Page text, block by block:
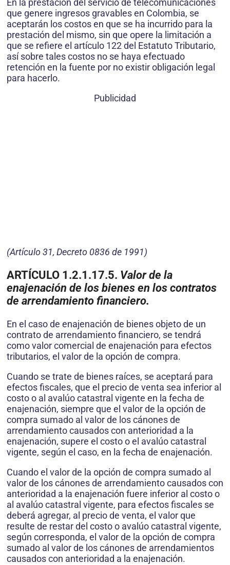
En la prestación del servicio de telecomunicaciones
que genere ingresos gravables en Colombia, se
aceptarán los costos en que se ha incurrido para la
prestación del mismo, sin que opere la limitación a
que se refiere el artículo 122 del Estatuto Tributario,
así sobre tales costos no se haya efectuado
retención en la fuente por no existir obligación legal
para hacerlo.
Publicidad
(Artículo 31, Decreto 0836 de 1991)
ARTÍCULO 1.2.1.17.5. Valor de la
enajenación de los bienes en los contratos
de arrendamiento financiero.
En el caso de enajenación de bienes objeto de un
contrato de arrendamiento financiero, se tendrá
como valor comercial de enajenación para efectos
tributarios, el valor de la opción de compra.
Cuando se trate de bienes raíces, se aceptará para
efectos fiscales, que el precio de venta sea inferior al
costo o al avalúo catastral vigente en la fecha de
enajenación, siempre que el valor de la opción de
compra sumado al valor de los cánones de
arrendamiento causados con anterioridad a la
enajenación, supere el costo o el avalúo catastral
vigente, según el caso, en la fecha de enajenación.
Cuando el valor de la opción de compra sumado al
valor de los cánones de arrendamiento causados con
anterioridad a la enajenación fuere inferior al costo o
al avalúo catastral vigente, para efectos fiscales se
deberá agregar, al precio de venta, el valor que
resulte de restar del costo o avalúo catastral vigente,
según corresponda, el valor de la opción de compra
sumado al valor de los cánones de arrendamientos
causados con anterioridad a la enajenación.